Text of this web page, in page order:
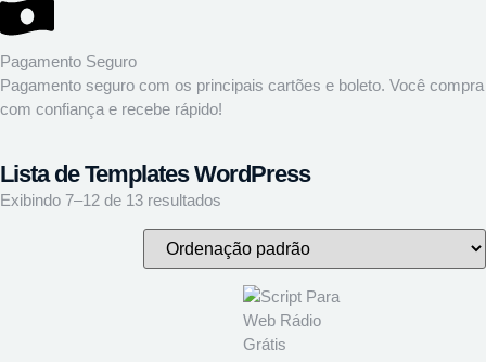
Pagamento Seguro
Pagamento seguro com os principais cartões e boleto. Você compra
com confiança e recebe rápido!
Lista de Templates WordPress
Exibindo 7–12 de 13 resultados